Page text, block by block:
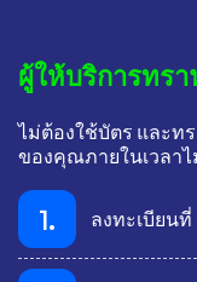
ผู้ให้บริการทร
ไม่ต้องใช้บัตร และท
ของคุณภายในเวลาไ
1. ลงทะเบียน